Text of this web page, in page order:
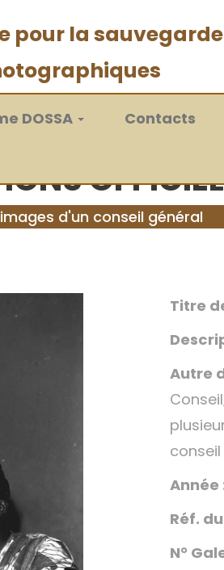
la
DOSSA Contacts
d'un conseil général
Titre
Autre
Année
Réf.
N°